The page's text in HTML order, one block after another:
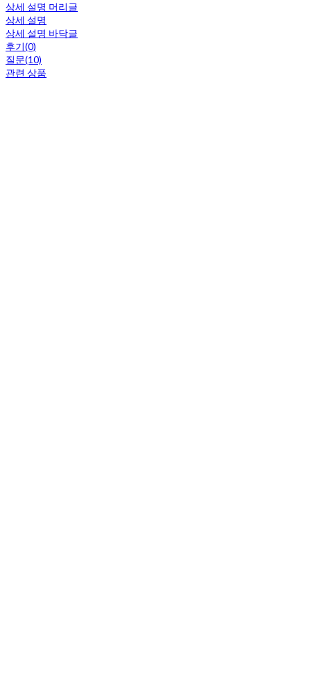
상세 설명 머리글
상세 설명
상세 설명 바닥글
후기(0)
질문(10)
관련 상품